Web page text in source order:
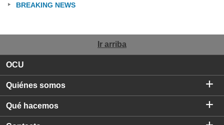
BREAKING NEWS
Ir arriba
OCU
Quiénes somos
Qué hacemos